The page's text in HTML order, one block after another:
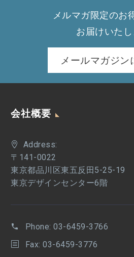
メルマガ限定のお
お届けいた
メールマガジン
会社概要
Address:
〒141-0022
東京都品川区東五反田5-25-19
東京デザインセンター6階
Phone: 03-6459-3766
Fax: 03-6459-3776